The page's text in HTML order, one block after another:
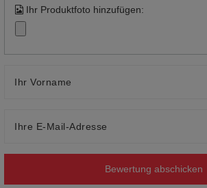
Ihr Produktfoto hinzufügen:
Ihr Vorname
Ihre E-Mail-Adresse
Bewertung abschicken